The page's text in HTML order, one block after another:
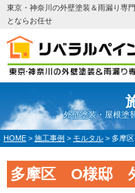
東京・神奈川の外壁塗装＆雨漏り専
とならお任せ
外壁塗装・屋根塗
HOME > 施工事例 > モルタル > 多摩
多摩区 O様邸